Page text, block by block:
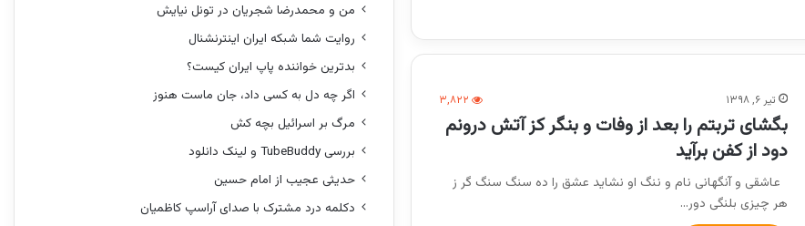
تیر ۶, ۱۳۹۸ ۳,۸۲۲
بگشای تربتم را بعد از وفات و بنگر کز آتش درونم
دود از کفن برآید
عاشقی و آنگهانی نام و ننگ او نشاید عشق را ده سنگ سنگ گر ز
هر چیزی بلنگی دور…
من و محمدرضا شجریان در تونل نیایش
روایت شما شبکه ایران اینترنشنال
بدترین خواننده پاپ ایران کیست؟
اگر چه دل به کسی داد، جان ماست هنوز
مرگ بر اسرائیل بچه کش
بررسی TubeBuddy و لینک دانلود
حدیثی عجیب از امام حسین
دکلمه درد مشترک با صدای آراسپ کاظمیان